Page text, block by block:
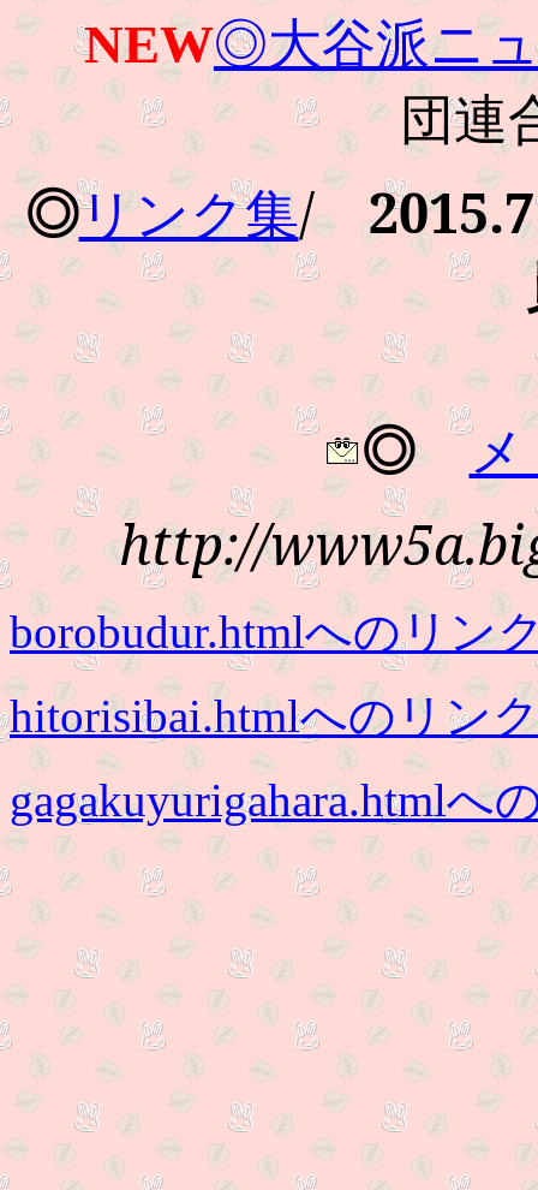
NEW◎大谷派ニ
団
◎リンク集/
◎メ
http://
borobudur.htmlへのリン
hitorisibai.htmlへのリン
gagakuyurigahara.htmlへ